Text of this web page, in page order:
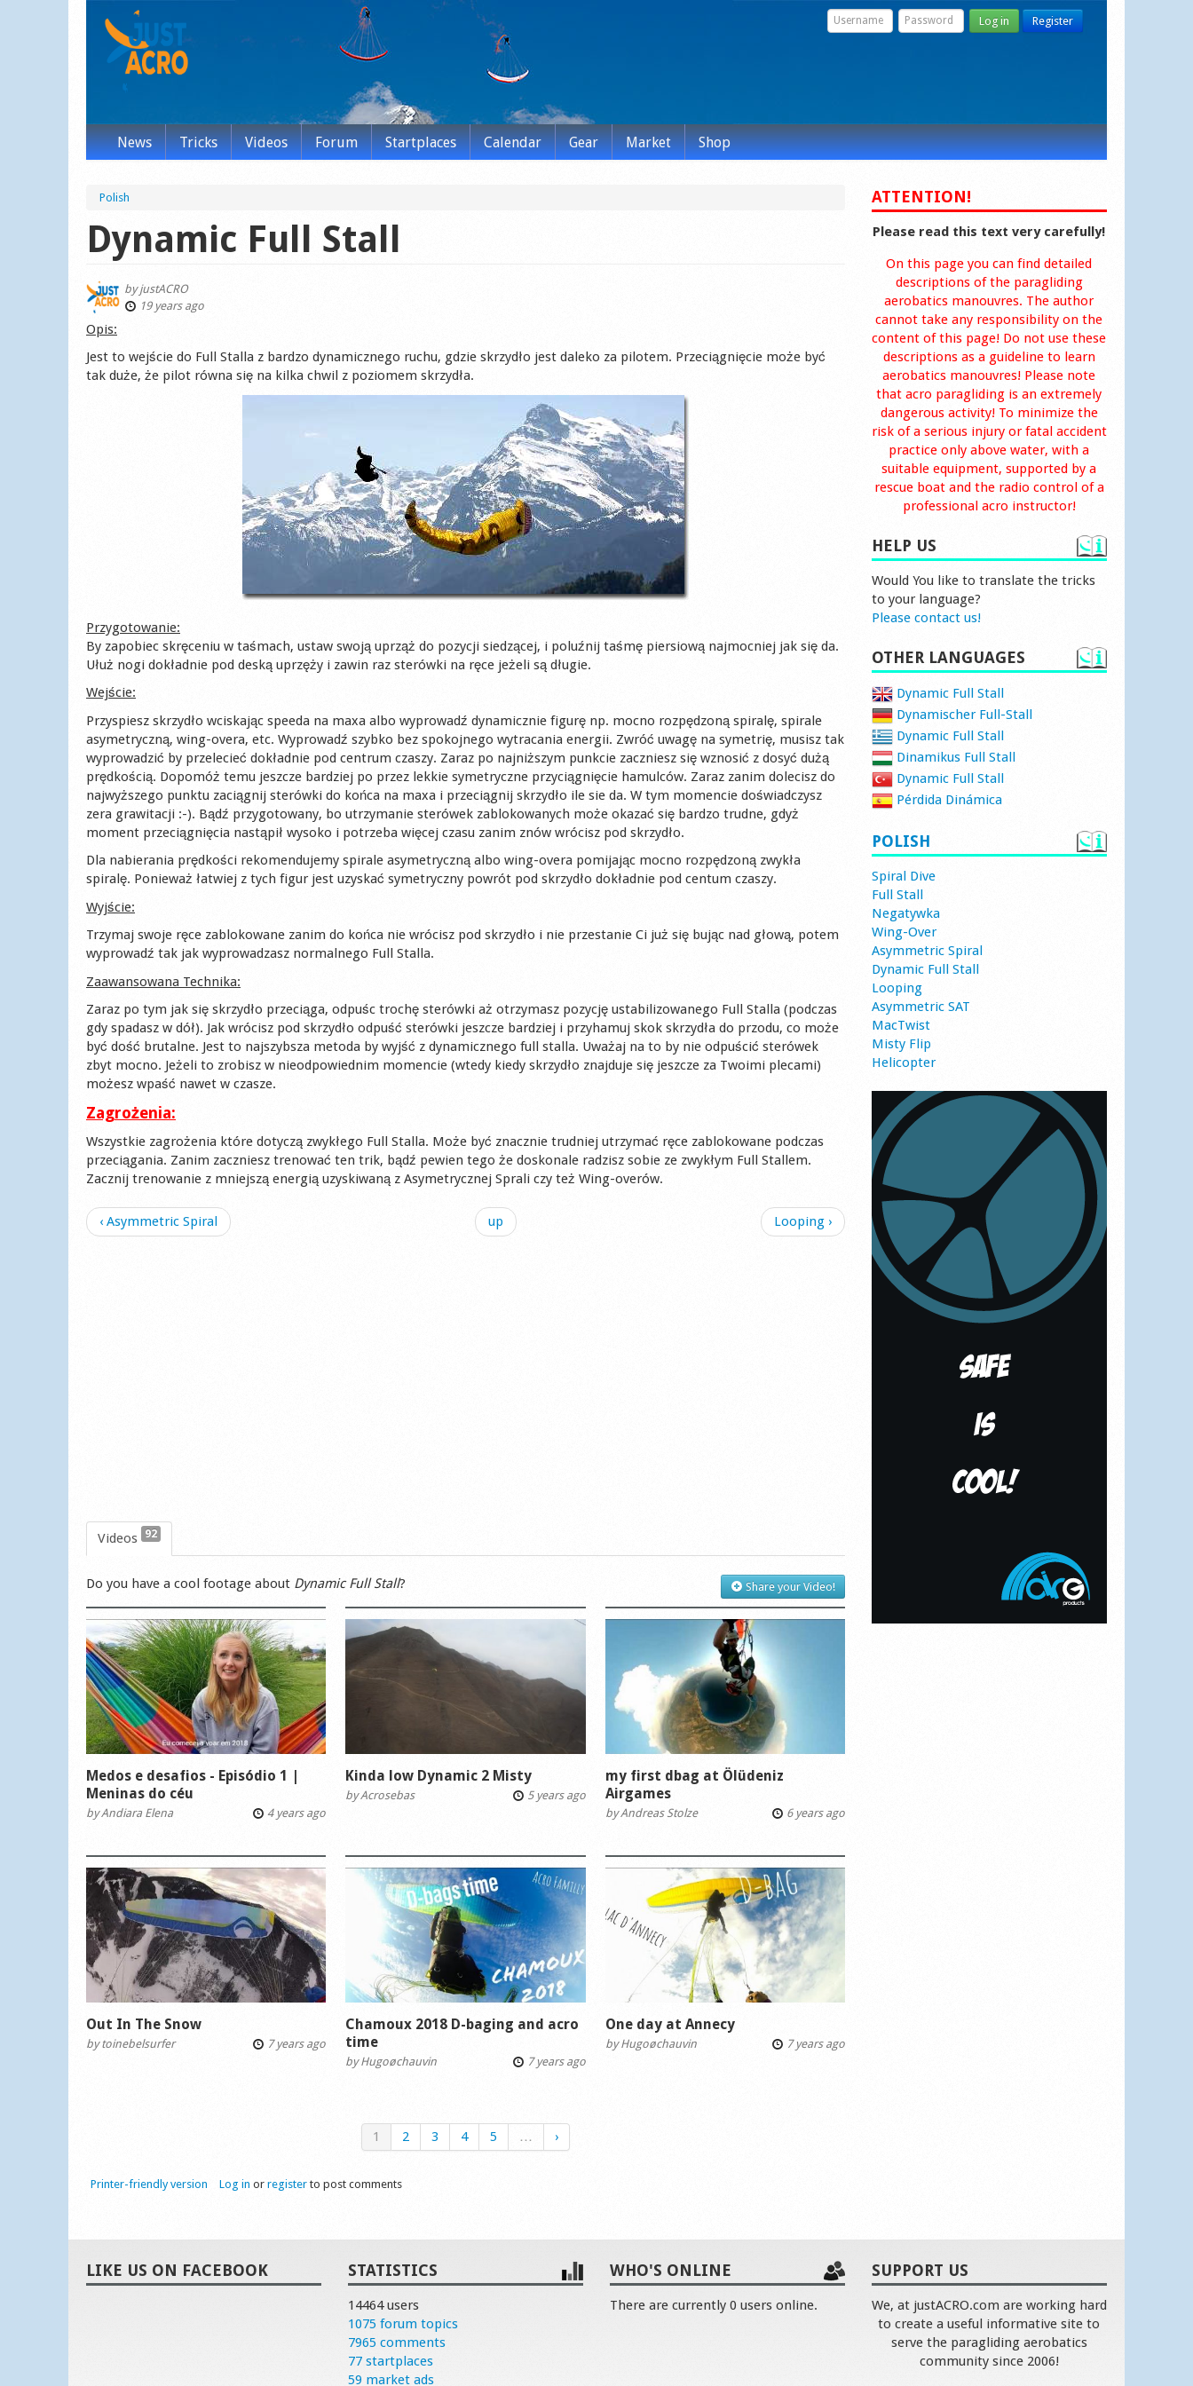
Log in Register
News Tricks Videos Forum Startplaces Calendar Gear Market Shop
Polish
Dynamic Full Stall
byjustACRO
19 years ago
Opis:
Jest to wejście do Full Stalla z bardzo dynamicznego ruchu, gdzie skrzydło jest daleko za pilotem. Przeciągnięcie może być
tak duże, że pilot równa się na kilka chwil z poziomem skrzydła.
Przygotowanie:
By zapobiec skręceniu w taśmach, ustaw swoją uprząż do pozycji siedzącej, i poluźnij taśmę piersiową najmocniej jak się da.
Ułuż nogi dokładnie pod deską uprzęży i zawin raz sterówki na ręce jeżeli są długie.
Wejście:
Przyspiesz skrzydło wciskając speeda na maxa albo wyprowadź dynamicznie figurę np. mocno rozpędzoną spiralę, spirale
asymetryczną, wing-overa, etc. Wyprowadź szybko bez spokojnego wytracania energii. Zwróć uwagę na symetrię, musisz tak
wyprowadzić by przelecieć dokładnie pod centrum czaszy. Zaraz po najniższym punkcie zaczniesz się wznosić z dosyć dużą
prędkością. Dopomóż temu jeszcze bardziej po przez lekkie symetryczne przyciągnięcie hamulców. Zaraz zanim dolecisz do
najwyższego punktu zaciągnij sterówki do końca na maxa i przeciągnij skrzydło ile sie da. W tym momencie doświadczysz
zera grawitacji :-). Bądź przygotowany, bo utrzymanie sterówek zablokowanych może okazać się bardzo trudne, gdyż
moment przeciągnięcia nastąpił wysoko i potrzeba więcej czasu zanim znów wrócisz pod skrzydło.
Dla nabierania prędkości rekomendujemy spirale asymetryczną albo wing-overa pomijając mocno rozpędzoną zwykła
spiralę. Ponieważ łatwiej z tych figur jest uzyskać symetryczny powrót pod skrzydło dokładnie pod centum czaszy.
Wyjście:
Trzymaj swoje ręce zablokowane zanim do końca nie wrócisz pod skrzydło i nie przestanie Ci już się bując nad głową, potem
wyprowadź tak jak wyprowadzasz normalnego Full Stalla.
Zaawansowana Technika:
Zaraz po tym jak się skrzydło przeciąga, odpuśc trochę sterówki aż otrzymasz pozycję ustabilizowanego Full Stalla (podczas
gdy spadasz w dół). Jak wrócisz pod skrzydło odpuść sterówki jeszcze bardziej i przyhamuj skok skrzydła do przodu, co może
być dość brutalne. Jest to najszybsza metoda by wyjść z dynamicznego full stalla. Uważaj na to by nie odpuścić sterówek
zbyt mocno. Jeżeli to zrobisz w nieodpowiednim momencie (wtedy kiedy skrzydło znajduje się jeszcze za Twoimi plecami)
możesz wpaść nawet w czasze.
Zagrożenia:
Wszystkie zagrożenia które dotyczą zwykłego Full Stalla. Może być znacznie trudniej utrzymać ręce zablokowane podczas
przeciągania. Zanim zaczniesz trenować ten trik, bądź pewien tego że doskonale radzisz sobie ze zwykłym Full Stallem.
Zacznij trenowanie z mniejszą energią uzyskiwaną z Asymetrycznej Sprali czy też Wing-overów.
‹ Asymmetric Spiral up Looping ›
Videos 92
Share your Video!
Do you have a cool footage about Dynamic Full Stall?
Medos e desafios - Episódio 1 |
Meninas do céu
byAndiara Elena 4 years ago
Kinda low Dynamic 2 Misty
byAcrosebas 5 years ago
my first dbag at Ölüdeniz
Airgames
byAndreas Stolze 6 years ago
Out In The Snow
bytoinebelsurfer 7 years ago
Chamoux 2018 D-baging and acro
time
byHugoøchauvin 7 years ago
One day at Annecy
byHugoøchauvin 7 years ago
1 2 3 4 5 … ›
Printer-friendly version Log in or register to post comments
ATTENTION!
Please read this text very carefully!
On this page you can find detailed
descriptions of the paragliding
aerobatics manouvres. The author
cannot take any responsibility on the
content of this page! Do not use these
descriptions as a guideline to learn
aerobatics manouvres! Please note
that acro paragliding is an extremely
dangerous activity! To minimize the
risk of a serious injury or fatal accident
practice only above water, with a
suitable equipment, supported by a
rescue boat and the radio control of a
professional acro instructor!
HELP US
Would You like to translate the tricks
to your language?
Please contact us!
OTHER LANGUAGES
Dynamic Full Stall
Dynamischer Full-Stall
Dynamic Full Stall
Dinamikus Full Stall
Dynamic Full Stall
Pérdida Dinámica
POLISH
Spiral Dive
Full Stall
Negatywka
Wing-Over
Asymmetric Spiral
Dynamic Full Stall
Looping
Asymmetric SAT
MacTwist
Misty Flip
Helicopter
LIKE US ON FACEBOOK STATISTICS
14464 users
1075 forum topics
7965 comments
77 startplaces
59 market ads
WHO'S ONLINE
There are currently 0 users online.
SUPPORT US
We, at justACRO.com are working hard
to create a useful informative site to
serve the paragliding aerobatics
community since 2006!